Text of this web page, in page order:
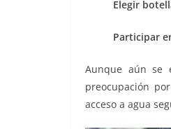
Elegir
Participar
Aunque aún se
preocupación
acceso a agua